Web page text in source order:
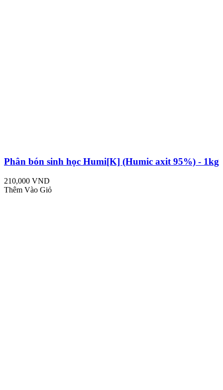
Phân bón sinh học Humi[K] (Humic axit 95%) - 1kg
210,000 VND
Thêm Vào Giỏ